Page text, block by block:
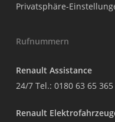
Privatsphäre-
Rufnummern
Renault Assistance
24/7 Tel.: 0180 63 65 365
Renault